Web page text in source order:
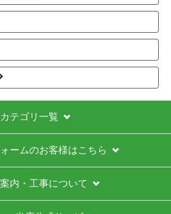
カテゴリ一覧
ームのお客様はこちら
内・工事について